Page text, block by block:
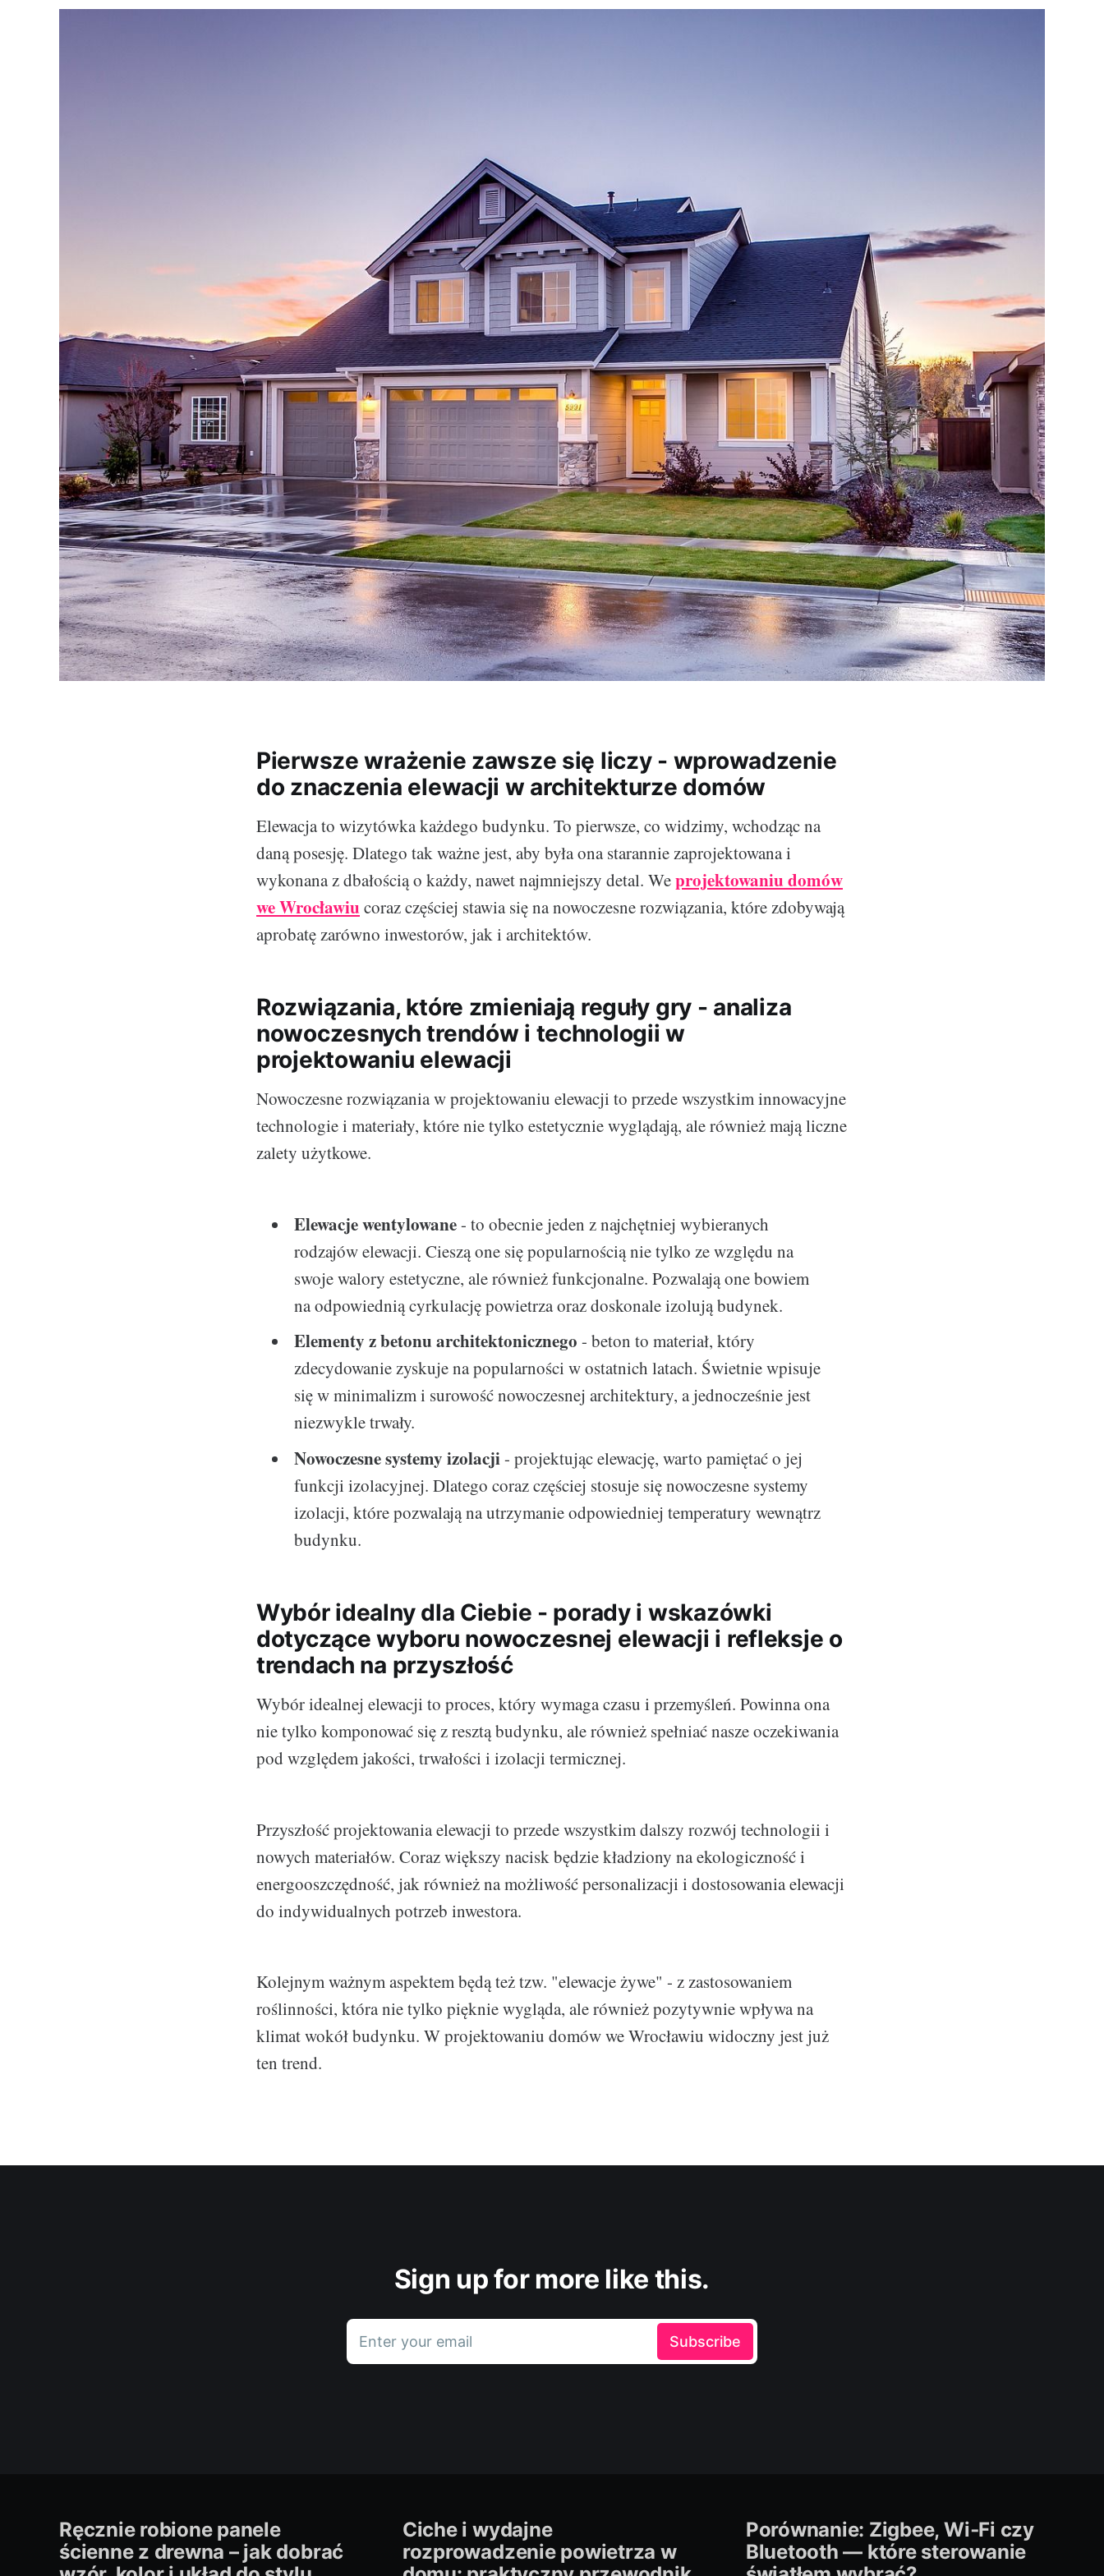
Pierwsze wrażenie zawsze się liczy - wprowadzenie
do znaczenia elewacji w architekturze domów
Elewacja to wizytówka każdego budynku. To pierwsze, co widzimy, wchodząc na
daną posesję. Dlatego tak ważne jest, aby była ona starannie zaprojektowana i
wykonana z dbałością o każdy, nawet najmniejszy detal. Weprojektowaniu domów
we Wrocławiucoraz częściej stawia się na nowoczesne rozwiązania, które zdobywają
aprobatę zarówno inwestorów, jak i architektów.
Rozwiązania, które zmieniają reguły gry - analiza
nowoczesnych trendów i technologii w
projektowaniu elewacji
Nowoczesne rozwiązania w projektowaniu elewacji to przede wszystkim innowacyjne
technologie i materiały, które nie tylko estetycznie wyglądają, ale również mają liczne
zalety użytkowe.
Elewacje wentylowane- to obecnie jeden z najchętniej wybieranych
rodzajów elewacji. Cieszą one się popularnością nie tylko ze względu na
swoje walory estetyczne, ale również funkcjonalne. Pozwalają one bowiem
na odpowiednią cyrkulację powietrza oraz doskonale izolują budynek.
Elementy z betonu architektonicznego - beton to materiał, który
zdecydowanie zyskuje na popularności w ostatnich latach. Świetnie wpisuje
się w minimalizm i surowość nowoczesnej architektury, a jednocześnie jest
niezwykle trwały.
Nowoczesne systemy izolacji- projektując elewację, warto pamiętać o jej
funkcji izolacyjnej. Dlatego coraz częściej stosuje się nowoczesne systemy
izolacji, które pozwalają na utrzymanie odpowiedniej temperatury wewnątrz
budynku.
Wybór idealny dla Ciebie - porady i wskazówki
dotyczące wyboru nowoczesnej elewacji i refleksje o
trendach na przyszłość
Wybór idealnej elewacji to proces, który wymaga czasu i przemyśleń. Powinna ona
nie tylko komponować się z resztą budynku, ale również spełniać nasze oczekiwania
pod względem jakości, trwałości i izolacji termicznej.
Przyszłość projektowania elewacji to przede wszystkim dalszy rozwój technologii i
nowych materiałów. Coraz większy nacisk będzie kładziony na ekologiczność i
energooszczędność, jak również na możliwość personalizacji i dostosowania elewacji
do indywidualnych potrzeb inwestora.
Kolejnym ważnym aspektem będą też tzw. "elewacje żywe" - z zastosowaniem
roślinności, która nie tylko pięknie wygląda, ale również pozytywnie wpływa na
klimat wokół budynku. W projektowaniu domów we Wrocławiu widoczny jest już
ten trend.
Sign up for more like this.
Enter your email Subscribe
Ręcznie robione panele
ścienne z drewna – jak dobrać
Ciche i wydajne
rozprowadzenie powietrza w
Porównanie: Zigbee, Wi‑Fi czy
Bluetooth — które sterowanie